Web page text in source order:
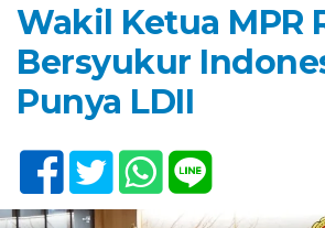
Wakil Ketua MPR
Bersyukur
Punya LDII